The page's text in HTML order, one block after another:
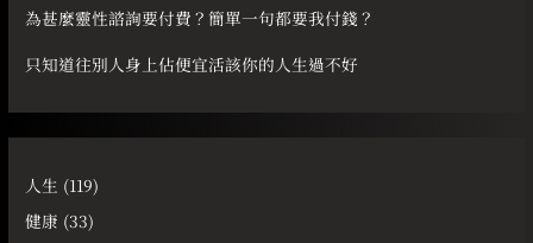
為甚麼靈性諮詢要付費？簡單一句都要我付錢？
只知道往別人身上佔便宜活該你的人生過不好
人生 (119)
健康 (33)